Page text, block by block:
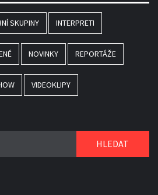
SKUPINY INTERPRETI
NOVINKY REPORTÁŽE
VIDEOKLIPY